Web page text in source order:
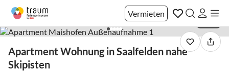
Vermieten
Apartment Wohnung in Saalfelden nahe
Skipisten